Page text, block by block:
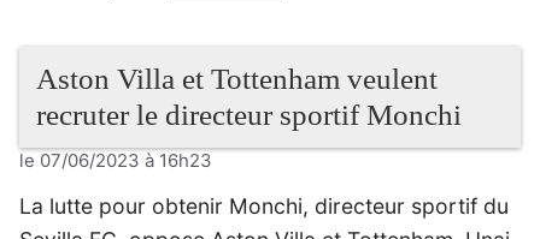
Aston Villa et Tottenham veulent
recruter le directeur sportif Monchi
le 07/06/2023 à 16h23
La lutte pour obtenir Monchi, directeur sportif du